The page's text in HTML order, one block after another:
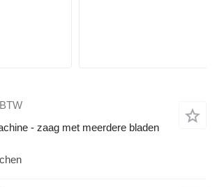
- zaag met meerdere bladen